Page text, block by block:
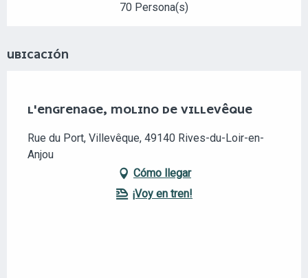
70 Persona(s)
UBICACIÓN
L'ENGRENAGE, MOLINO DE VILLEVÊQUE
Rue du Port, Villevêque, 49140 Rives-du-Loir-en-
Anjou
Cómo llegar
¡Voy en tren!